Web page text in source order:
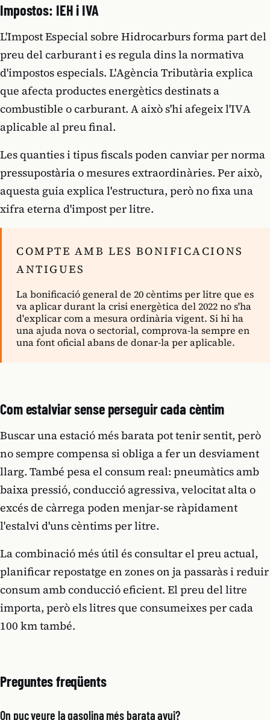
Impostos: IEH i IVA
L'Impost Especial sobre Hidrocarburs forma part del
preu del carburant i es regula dins la normativa
d'impostos especials. L'Agència Tributària explica
que afecta productes energètics destinats a
combustible o carburant. A això s'hi afegeix l'IVA
aplicable al preu final.
Les quanties i tipus fiscals poden canviar per norma
pressupostària o mesures extraordinàries. Per això,
aquesta guia explica l'estructura, però no fixa una
xifra eterna d'impost per litre.
COMPTE AMB LES BONIFICACIONS
ANTIGUES
La bonificació general de 20 cèntims per litre que es
va aplicar durant la crisi energètica del 2022 no s'ha
d'explicar com a mesura ordinària vigent. Si hi ha
una ajuda nova o sectorial, comprova-la sempre en
una font oficial abans de donar-la per aplicable.
Com estalviar sense perseguir cada cèntim
Buscar una estació més barata pot tenir sentit, però
no sempre compensa si obliga a fer un desviament
llarg. També pesa el consum real: pneumàtics amb
baixa pressió, conducció agressiva, velocitat alta o
excés de càrrega poden menjar-se ràpidament
l'estalvi d'uns cèntims per litre.
La combinació més útil és consultar el preu actual,
planificar repostatge en zones on ja passaràs i reduir
consum amb conducció eficient. El preu del litre
importa, però els litres que consumeixes per cada
100 km també.
Preguntes freqüents
On puc veure la gasolina més barata avui?